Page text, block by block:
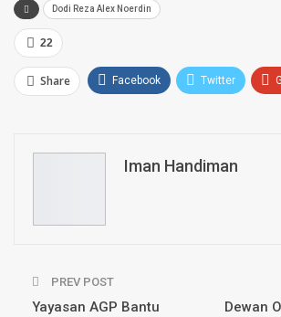
Dodi Reza Alex Noerdin
22
Share Facebook Twitter
Email
Iman Handiman
PREV POST
Yayasan AGP Bantu
Dewan